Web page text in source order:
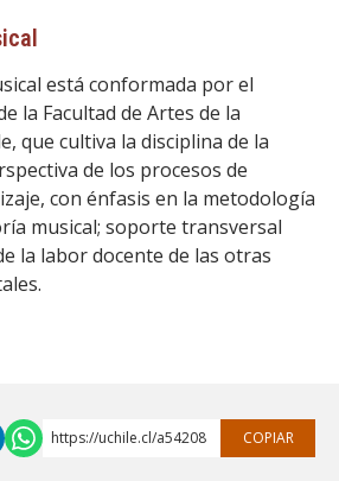
está conformada por el
la Facultad de Artes de la
que cultiva la disciplina de la
de los procesos de
con énfasis en la metodología
musical; soporte transversal
la labor docente de las otras
https://uchile.cl/a54208 COPIAR